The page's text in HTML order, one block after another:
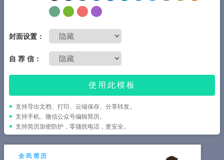
AI 诊断简历
AI 模拟面试
面试自我介绍
简历教程
登录 / 注册
封面设置：
自 荐 信：
使用此模板
支持导出文档、打印、云端保存、分享转发。
支持手机、微信公众号编辑简历。
支持简历加密防护，零骚扰电话，更安全。
全民简历